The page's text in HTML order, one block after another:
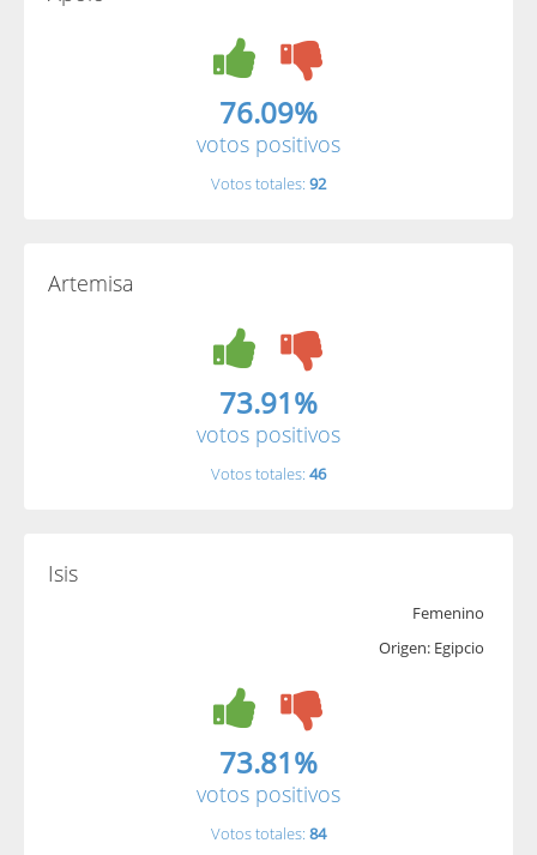
76.09%
votos positivos
Votos totales: 92
Artemisa
73.91%
votos positivos
Votos totales: 46
Isis
Femenino
Origen: Egipcio
73.81%
votos positivos
Votos totales: 84